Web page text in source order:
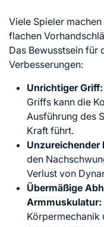
Viele Spieler
flachen
Das Bewusstsein für
Verbesserungen:
Unrichtiger Griff:
Griffs kann die
Ausführung des
Kraft führt.
Unzureichender
den
Verlust von
Übermäßige
Armmuskulatur:
Körpermechanik